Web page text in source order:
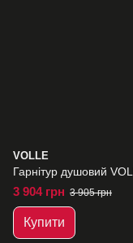
VOLLE
Гарнітур душовий
3 904 грн 3 905 грн
Купити